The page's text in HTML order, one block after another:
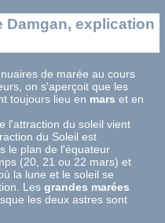
Damgan, explication
de marée au cours
on s'aperçoit que les
toujours lieu en mars et en
l'attraction du soleil vient
du Soleil est
le plan de l'équateur
(20, 21 ou 22 mars) et
la lune et le soleil se
Lesgrandes marées
les deux astres sont